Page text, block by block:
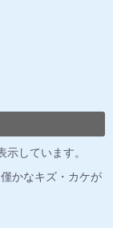
しています。
かなキズ・カケが